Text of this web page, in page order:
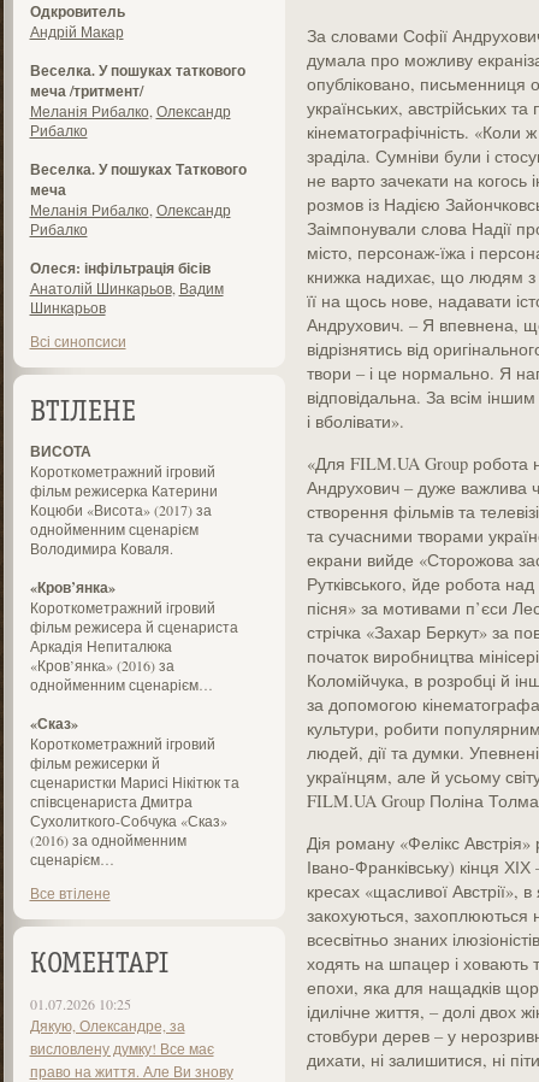
Одкровитель
Андрій Макар
Веселка. У пошуках таткового
меча /тритмент/
Меланія Рибалко Олександр
Рибалко
Веселка. У пошуках Таткового
меча
Меланія Рибалко Олександр
Рибалко
Олеся: інфільтрація бісів
Анатолій Шинкарьов, Вадим
Шинкарьов
Всі синопсиси
ВТІЛЕНЕ
ВИСОТА
Короткометражний ігровий
фільм режисерка Катерини
Коцюби «Висота» (2017) за
однойменним сценарієм
Володимира Коваля.
«Кров’янка»
Короткометражний ігровий
фільм режисера й сценариста
Аркадія Непиталюка
«Кров’янка» (2016) за
однойменним сценарієм…
«Сказ»
Короткометражний ігровий
фільм режисерки й
сценаристки Марисі Нікітюк та
співсценариста Дмитра
Сухолиткого-Собчука «Сказ»
(2016) за однойменним
сценарієм…
Все втілене
КОМЕНТАРІ
01.07.2026 10:25
Дякую, Олександре, за
висловлену думку! Все має
право на життя. Але Ви знову
За словами Софії
думала про можливу
опубліковано, письменниця
українських, австрійських
кінематографічність. «Коли
зраділа. Сумніви були і
не варто зачекати на когось
розмов із Надією
Заімпонували слова Надії
місто, персонаж-їжа і
книжка надихає, що людям
її на щось нове, надавати
Андрухович. – Я впевнена,
відрізнятись від
твори – і це нормально. Я
відповідальна. За всім
і вболівати».
«Для FILM.UA Group робота
Андрухович – дуже важлива
створення фільмів та
та сучасними творами
екрани вийде «Сторожова
Рутківського, йде робота
пісня» за мотивами п’єси
стрічка «Захар Беркут» за
початок виробництва
Коломійчука, в розробці й
за допомогою кінематографа
культури, робити
людей, дії та думки.
українцям, але й усьому
FILM.UA Group Поліна
Дія роману «Фелікс
Івано-Франківську) кінця
кресах «щасливої Австрії»,
закохуються, захоплюються
всесвітньо знаних
ходять на шпацер і ховають
епохи, яка для нащадків
ідилічне життя, – долі двох
стовбури дерев – у
дихати, ні залишитися, ні